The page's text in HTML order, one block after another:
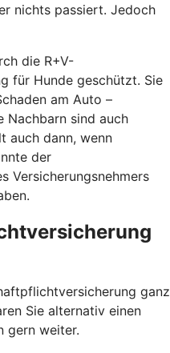
nichts passiert. Jedoch
die R+V-
für Hunde geschützt. Sie
am Auto –
Nachbarn sind auch
auch dann, wenn
der
Versicherungsnehmers
ganz
Sie alternativ einen
gern weiter.